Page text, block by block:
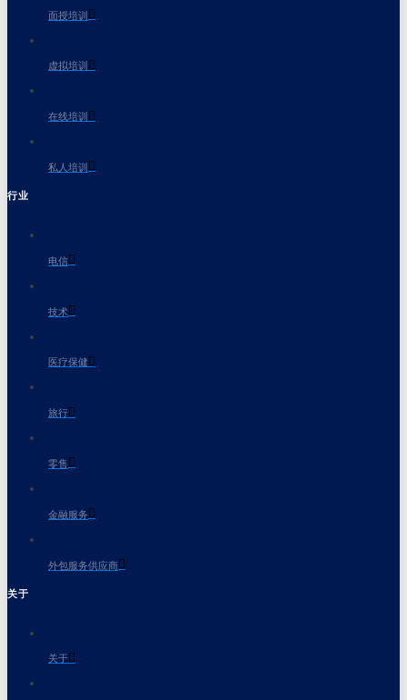
面授培训
虚拟培训
在线培训
私人培训
行业
电信
技术
医疗保健
旅行
零售
金融服务
外包服务供应商
关于
关于